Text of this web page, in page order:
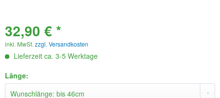
32,90 € *
inkl. MwSt. zzgl. Versandkosten
Lieferzeit ca. 3-5 Werktage
Länge: